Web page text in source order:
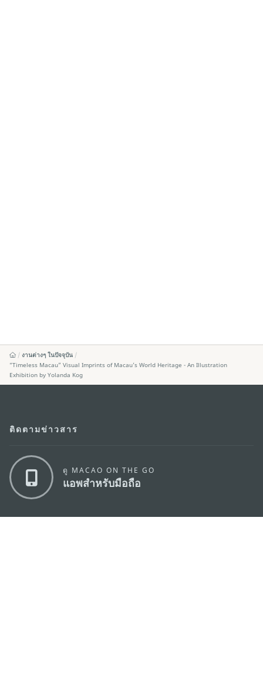
งานต่างๆ ในปัจจุบัน
“Timeless Macau” Visual Imprints of Macau’s World Heritage - An Illustration
Exhibition by Yolanda Kog
ติดตามข่าวสาร
ดู MACAO ON THE GO
แอพสำหรับมือถือ